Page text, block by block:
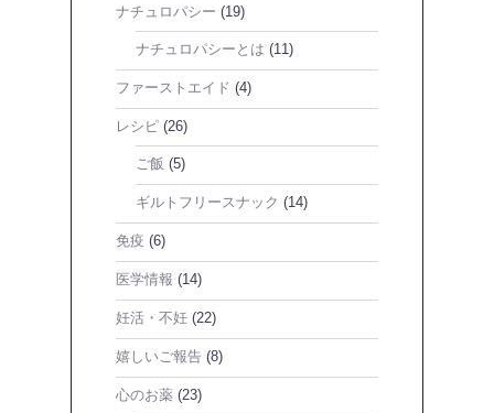
ナチュロパシー (19)
ナチュロパシーとは (11)
ファーストエイド (4)
レシピ (26)
ご飯 (5)
ギルトフリースナック (14)
免疫 (6)
医学情報 (14)
妊活・不妊 (22)
嬉しいご報告 (8)
心のお薬 (23)